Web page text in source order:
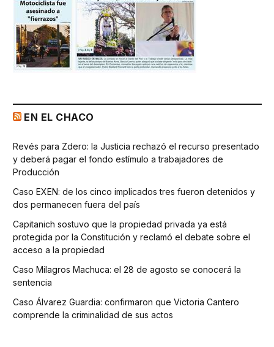
EN EL CHACO
Revés para Zdero: la Justicia rechazó el recurso presentado
y deberá pagar el fondo estímulo a trabajadores de
Producción
Caso EXEN: de los cinco implicados tres fueron detenidos y
dos permanecen fuera del país
Capitanich sostuvo que la propiedad privada ya está
protegida por la Constitución y reclamó el debate sobre el
acceso a la propiedad
Caso Milagros Machuca: el 28 de agosto se conocerá la
sentencia
Caso Álvarez Guardia: confirmaron que Victoria Cantero
comprende la criminalidad de sus actos